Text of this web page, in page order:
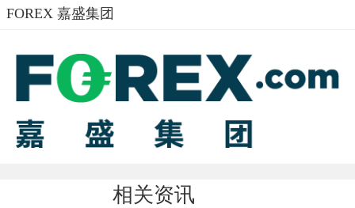
FOREX 嘉盛集团
相关资讯